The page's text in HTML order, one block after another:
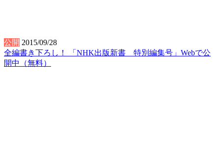
公開 2015/09/28
全編書き下ろし！ 「NHK出版新書 特別編集号」Webで公
開中（無料）